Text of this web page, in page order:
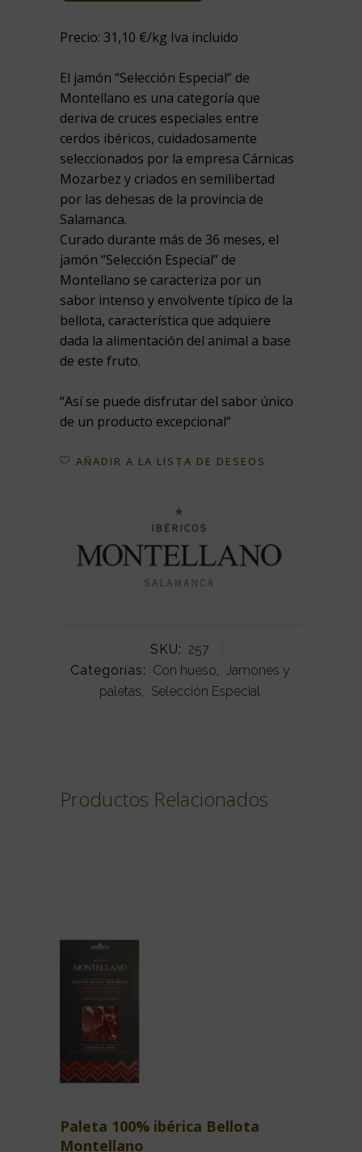
Precio: 31,10 €/kg Iva incluido
El jamón “Selección Especial” de
Montellano es una categoría que
deriva de cruces especiales entre
cerdos ibéricos, cuidadosamente
seleccionados por la empresa Cárnicas
Mozarbez y criados en semilibertad
por las dehesas de la provincia de
Salamanca.
Curado durante más de 36 meses, el
jamón “Selección Especial” de
Montellano se caracteriza por un
sabor intenso y envolvente típico de la
bellota, característica que adquiere
dada la alimentación del animal a base
de este fruto.
“Así se puede disfrutar del sabor único
de un producto excepcional”
AÑADIR A LA LISTA DE DESEOS
SKU: 257
Categorías: Con hueso
Jamones y
paletas
Selección Especial
Productos Relacionados
Paleta 100% ibérica Bellota
Montellano